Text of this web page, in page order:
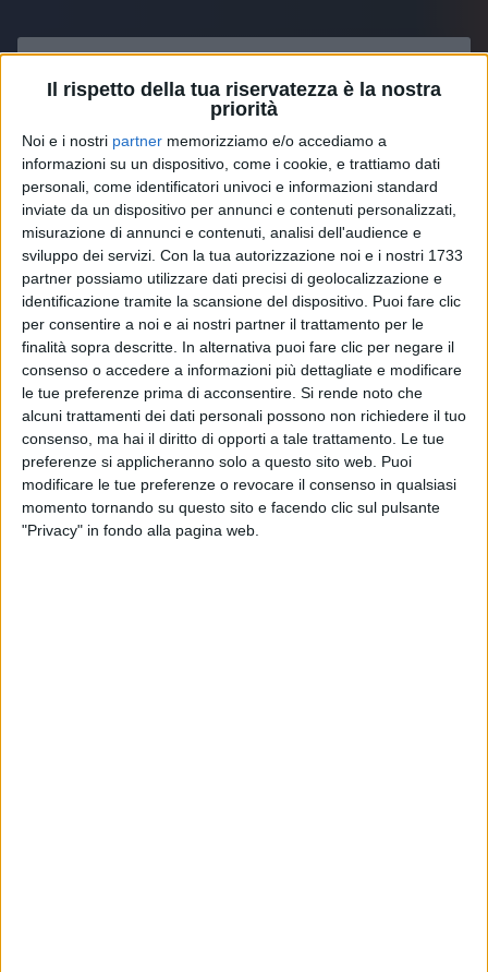
Il rispetto della tua riservatezza è la nostra
priorità
Noi e i nostri partner memorizziamo e/o accediamo a
informazioni su un dispositivo, come i cookie, e trattiamo dati
personali, come identificatori univoci e informazioni standard
inviate da un dispositivo per annunci e contenuti personalizzati,
misurazione di annunci e contenuti, analisi dell'audience e
sviluppo dei servizi. Con la tua autorizzazione noi e i nostri 1733
partner possiamo utilizzare dati precisi di geolocalizzazione e
identificazione tramite la scansione del dispositivo. Puoi fare clic
per consentire a noi e ai nostri partner il trattamento per le
finalità sopra descritte. In alternativa puoi fare clic per negare il
consenso o accedere a informazioni più dettagliate e modificare
le tue preferenze prima di acconsentire. Si rende noto che
alcuni trattamenti dei dati personali possono non richiedere il tuo
consenso, ma hai il diritto di opporti a tale trattamento. Le tue
preferenze si applicheranno solo a questo sito web. Puoi
modificare le tue preferenze o revocare il consenso in qualsiasi
momento tornando su questo sito e facendo clic sul pulsante
"Privacy" in fondo alla pagina web.
Visualizza questo post su Instagram